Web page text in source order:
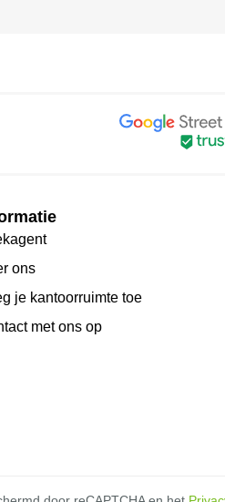
ons
je kantoorruimte toe
met ons op